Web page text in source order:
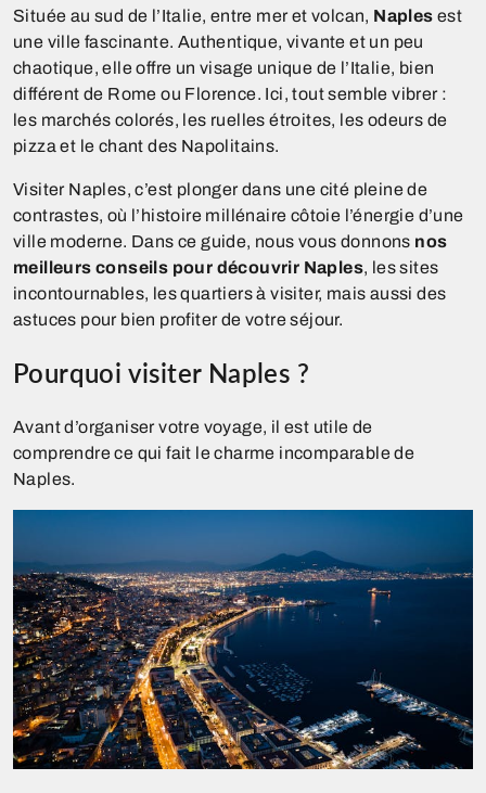
Située au sud de l’Italie, entre mer et volcan, Naples est
une ville fascinante. Authentique, vivante et un peu
chaotique, elle offre un visage unique de l’Italie, bien
différent de Rome ou Florence. Ici, tout semble vibrer :
les marchés colorés, les ruelles étroites, les odeurs de
pizza et le chant des Napolitains.
Visiter Naples, c’est plonger dans une cité pleine de
contrastes, où l’histoire millénaire côtoie l’énergie d’une
ville moderne. Dans ce guide, nous vous donnons nos
meilleurs conseils pour découvrir Naples, les sites
incontournables, les quartiers à visiter, mais aussi des
astuces pour bien profiter de votre séjour.
Pourquoi visiter Naples ?
Avant d’organiser votre voyage, il est utile de
comprendre ce qui fait le charme incomparable de
Naples.